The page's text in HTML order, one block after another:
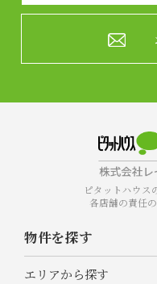
ピタットハウス
各店舗の責任
物件を探す
エリアから探す